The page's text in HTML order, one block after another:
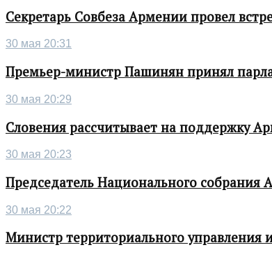
Секретарь Совбеза Армении провел
30 мая 20:31
Премьер-министр Пашинян принял
30 мая 20:29
Словения рассчитывает на поддержку
30 мая 20:23
Председатель Национального собрания
30 мая 20:22
Министр территориального управления